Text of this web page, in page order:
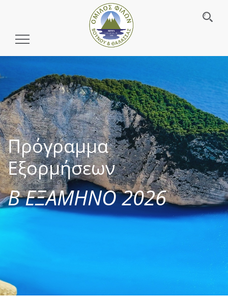
Toggle
Πρόγραμμα
Εξορμήσεων
Β ΕΞΑΜΗΝΟ 2026